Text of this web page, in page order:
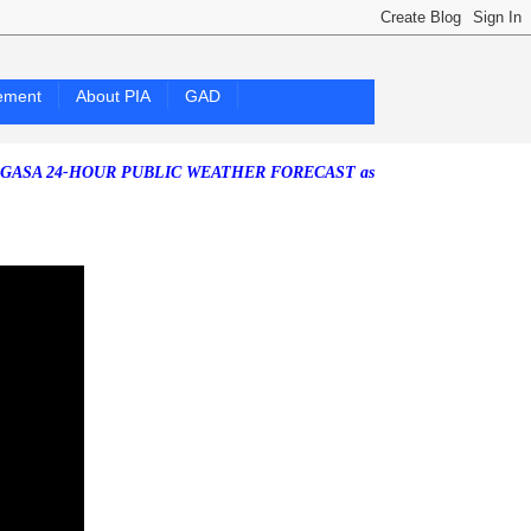
About PIA
GAD
HOUR PUBLIC WEATHER FORECAST as of Saturday, 25 July 2026)